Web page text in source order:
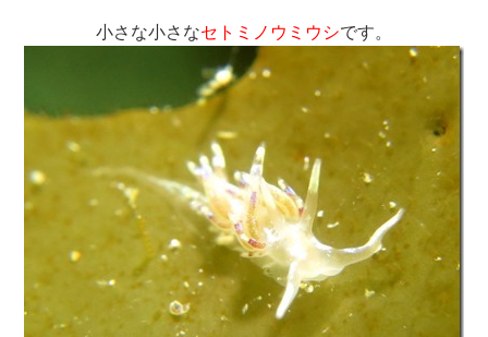
小さな小さなセトミノウミウシです。